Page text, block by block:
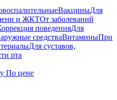
ВакциныДля
и ЖКТОт заболеваний
поведенияДля
средстваВитаминыПри
Для суставов,
рта
По цене